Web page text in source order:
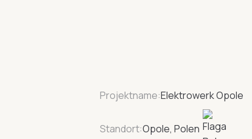
Projektname:Elektrowerk Opole
Standort:Opole, Polen